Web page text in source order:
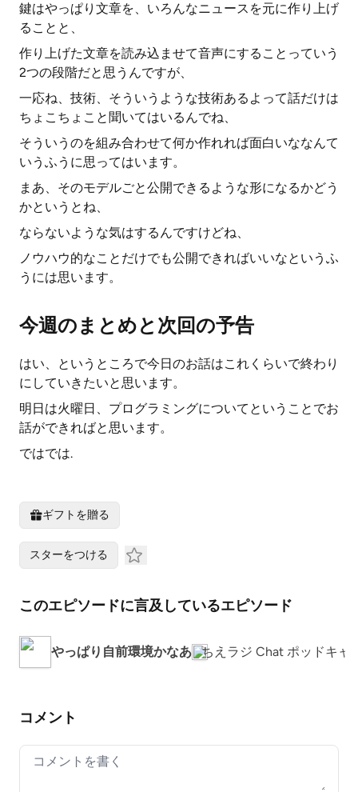
鍵はやっぱり文章を、いろんなニュースを元に作り上げ
ることと、
作り上げた文章を読み込ませて音声にすることっていう
2つの段階だと思うんですが、
一応ね、技術、そういうような技術あるよって話だけは
ちょこちょこと聞いてはいるんでね、
そういうのを組み合わせて何か作れれば面白いななんて
いうふうに思ってはいます。
まあ、そのモデルごと公開できるような形になるかどう
かというとね、
ならないような気はするんですけどね、
ノウハウ的なことだけでも公開できればいいなというふ
うには思います。
今週のまとめと次回の予告
はい、というところで今日のお話はこれくらいで終わり
にしていきたいと思います。
明日は火曜日、プログラミングについてということでお
話ができればと思います。
ではでは.
ギフトを贈る
スターをつける
このエピソードに言及しているエピソード
やっぱり自前環境かなあ ちえラジ Chat ポッドキャ
コメント
Your comment